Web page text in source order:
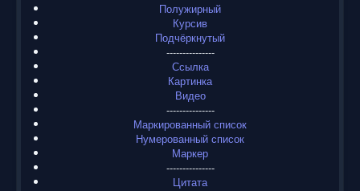
Полужирный
Курсив
Подчёркнутый
---------------
Ссылка
Картинка
Видео
---------------
Маркированный список
Нумерованный список
Маркер
---------------
Цитата